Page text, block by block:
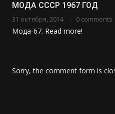
МОДА СССР 1967 ГОД
31 октября, 2014 0 comments
Мода-67. Read more!
Sorry, the comment form is